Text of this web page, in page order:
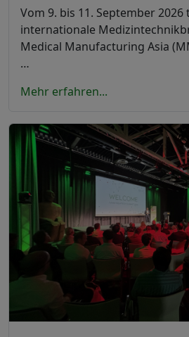
Vom 9. bis 11. September
internationale
Medical Manufacturing Asia
…
Mehr erfahren...